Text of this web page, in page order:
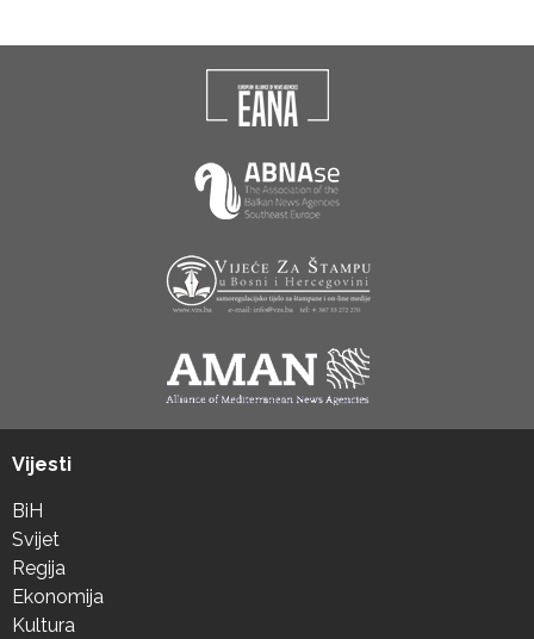
Vijesti
BiH
Svijet
Regija
Ekonomija
Kultura